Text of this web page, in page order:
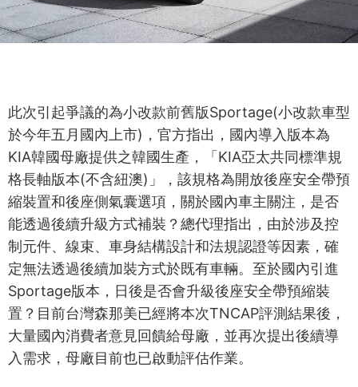
此次引起爭議的為小改款前舊版Sportage(小改款車型
於今年五月國內上市)，官方指出，國內導入版本為
KIA韓國母廠提供之韓國生產，「KIA亞太共同標準規
格長軸版本(不含紐澳)」，該規格為開放後座安全帶預
縮裝置和後座側氣囊選項，關於國內車主關注，是否
能透過後續升級方式補裝？總代理指出，由於涉及控
制元件、線束、車身結構設計和法規認證等因素，確
定無法透過後續加裝方式於既有車輛。至於國內引進
Sportage版本，日後是否會升級後座安全帶預縮裝
置？目前台灣森那美已經將本次TNCAP評測結果後，
大量國內消費者意見回饋給母廠，並再次提出後續導
入需求，母廠目前也已啟動評估作業。